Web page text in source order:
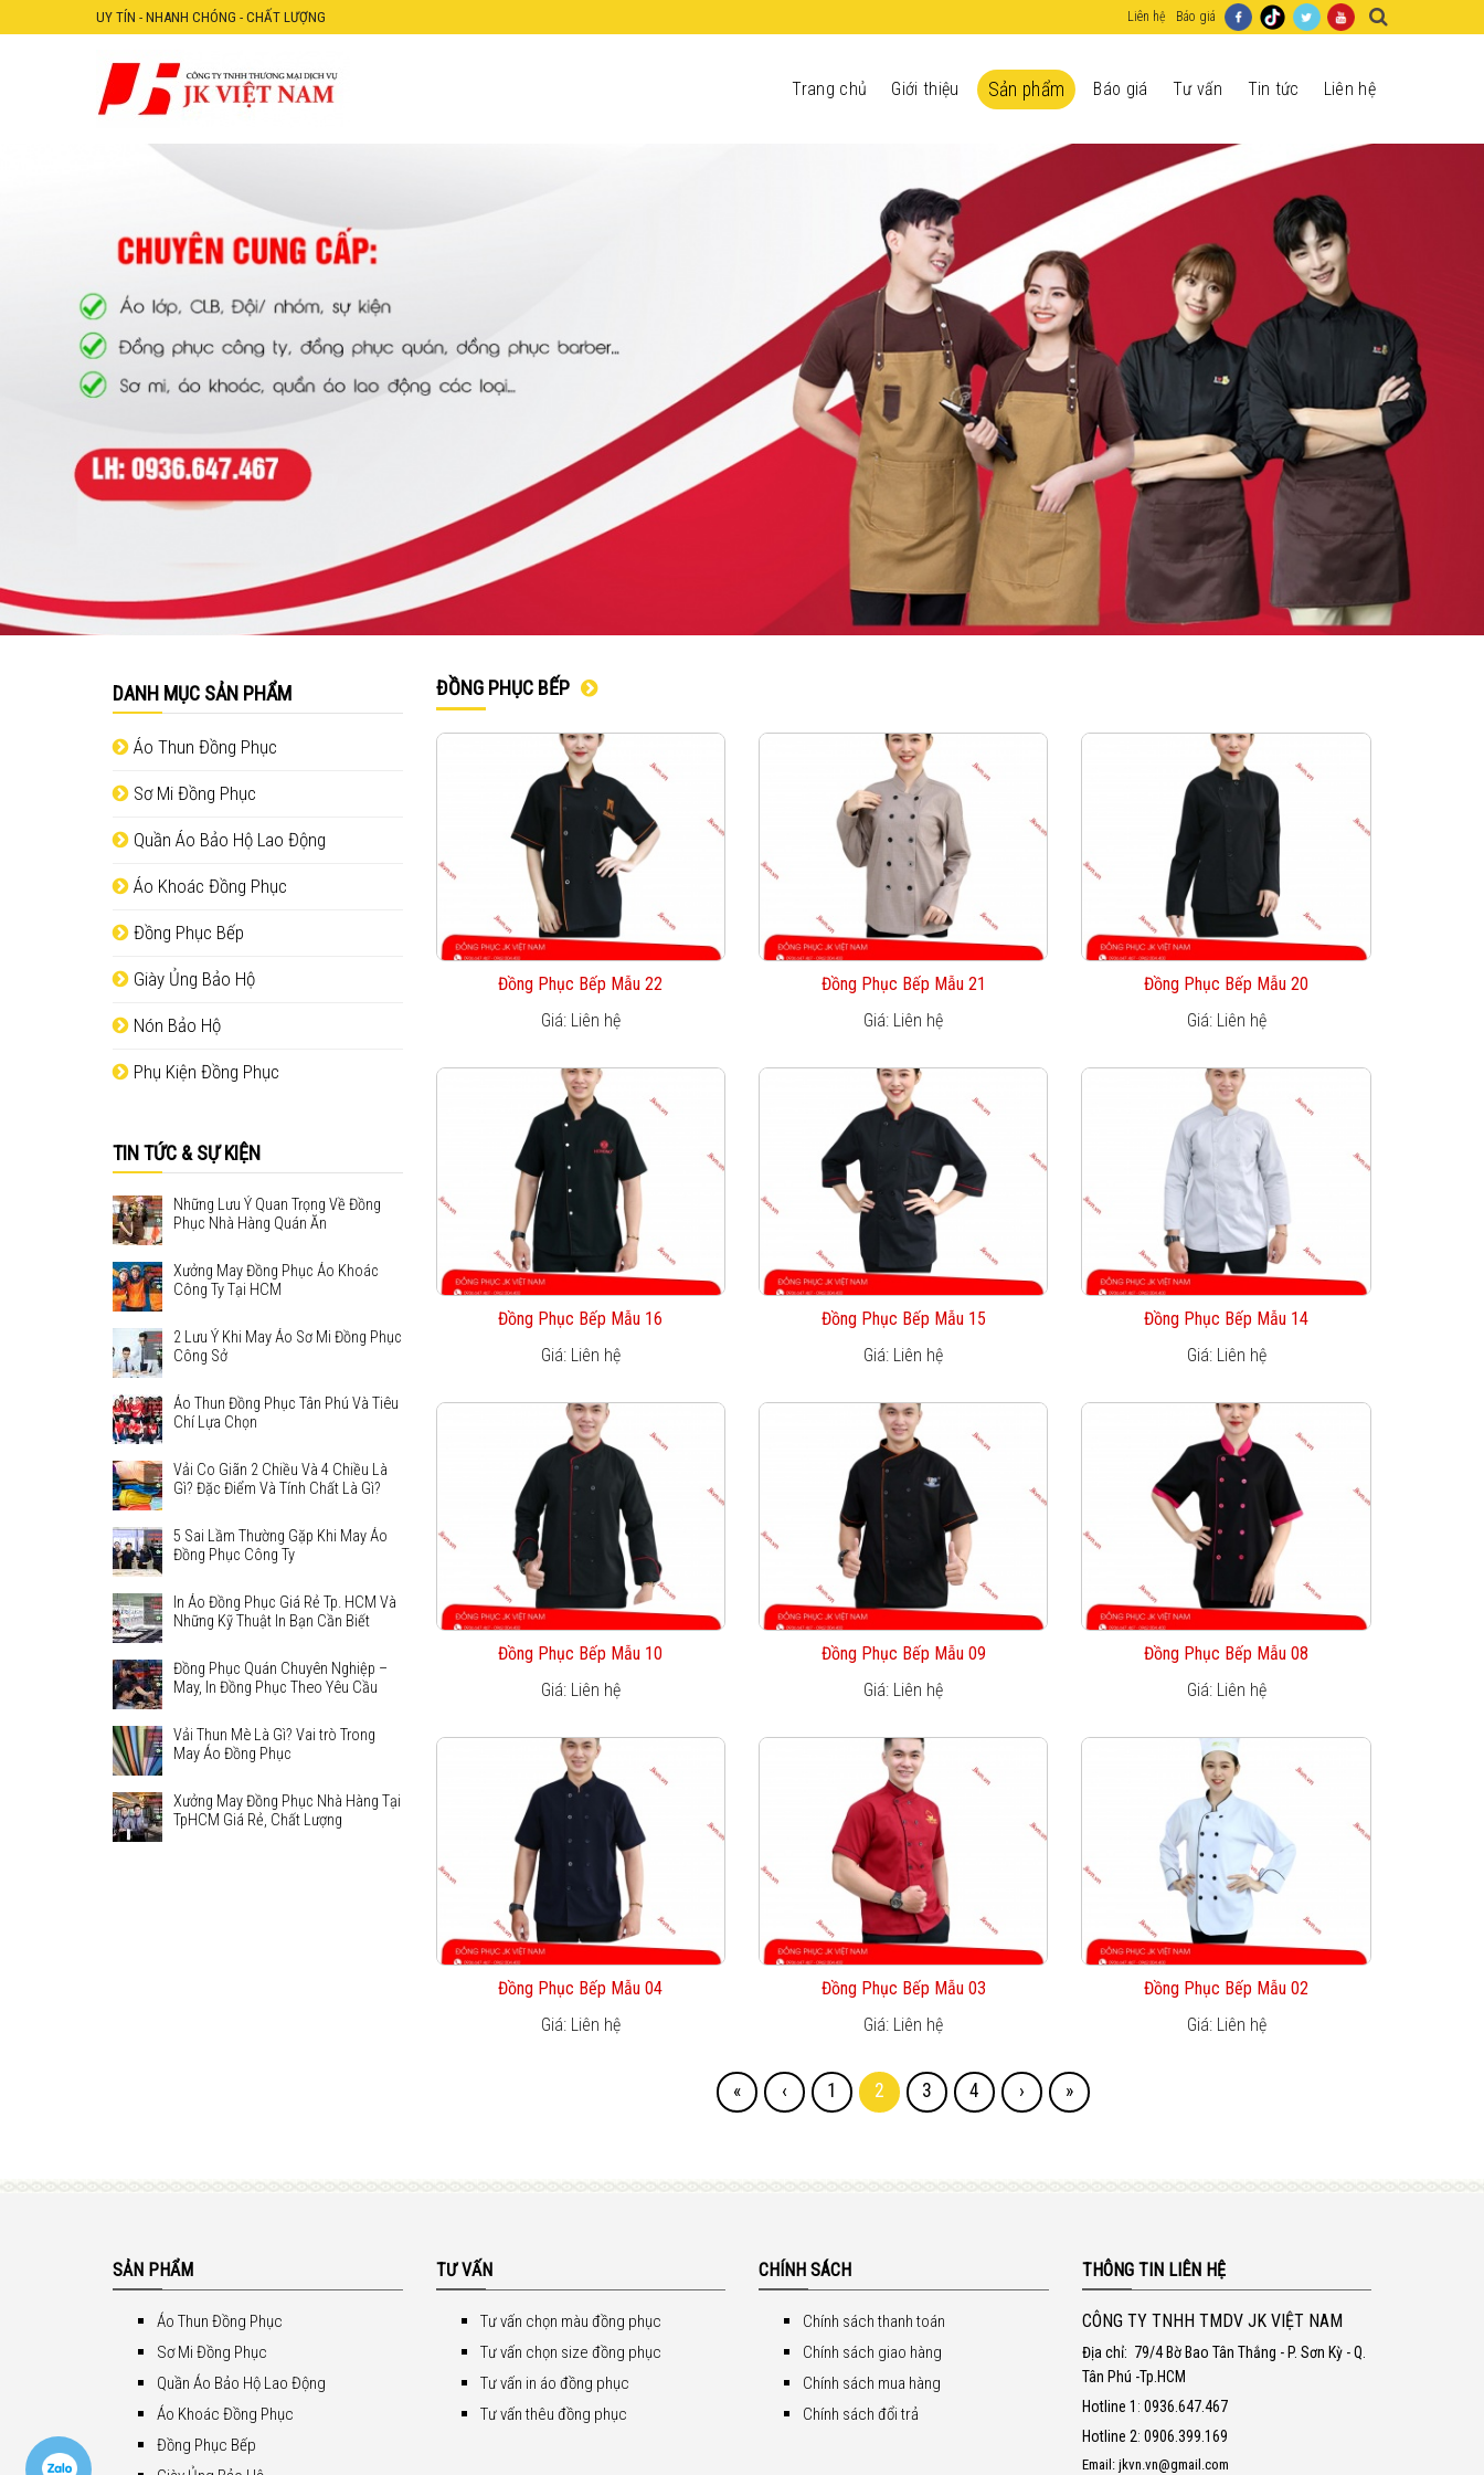
UY TÍN - NHANH CHÓNG - CHẤT LƯỢNG Liên hệ Báo giá
Trang chủ Giới thiệu Sản phẩm Báo giá Tư vấn Tin tức Liên hệ
DANH MỤC SẢN PHẨM
Áo Thun Đồng Phục
Sơ Mi Đồng Phục
Quần Áo Bảo Hộ Lao Động
Áo Khoác Đồng Phục
Đồng Phục Bếp
Giày Ủng Bảo Hộ
Nón Bảo Hộ
Phụ Kiện Đồng Phục
TIN TỨC & SỰ KIỆN
Những Lưu Ý Quan Trọng Về Đồng
Phục Nhà Hàng Quán Ăn
Xưởng May Đồng Phục Áo Khoác
Công Ty Tại HCM
2 Lưu Ý Khi May Áo Sơ Mi Đồng Phục
Công Sở
Áo Thun Đồng Phục Tân Phú Và Tiêu
Chí Lựa Chọn
Vải Co Giãn 2 Chiều Và 4 Chiều Là
Gì? Đặc Điểm Và Tính Chất Là Gì?
5 Sai Lầm Thường Gặp Khi May Áo
Đồng Phục Công Ty
In Áo Đồng Phục Giá Rẻ Tp. HCM Và
Những Kỹ Thuật In Bạn Cần Biết
Đồng Phục Quán Chuyên Nghiệp –
May, In Đồng Phục Theo Yêu Cầu
Vải Thun Mè Là Gì? Vai trò Trong
May Áo Đồng Phục
Xưởng May Đồng Phục Nhà Hàng Tại
TpHCM Giá Rẻ, Chất Lượng
ĐỒNG PHỤC BẾP
Đồng Phục Bếp Mẫu 22
Giá: Liên hệ
Đồng Phục Bếp Mẫu 21
Giá: Liên hệ
Đồng Phục Bếp Mẫu 20
Giá: Liên hệ
Đồng Phục Bếp Mẫu 16
Giá: Liên hệ
Đồng Phục Bếp Mẫu 15
Giá: Liên hệ
Đồng Phục Bếp Mẫu 14
Giá: Liên hệ
Đồng Phục Bếp Mẫu 10
Giá: Liên hệ
Đồng Phục Bếp Mẫu 09
Giá: Liên hệ
Đồng Phục Bếp Mẫu 08
Giá: Liên hệ
Đồng Phục Bếp Mẫu 04
Giá: Liên hệ
Đồng Phục Bếp Mẫu 03
Giá: Liên hệ
Đồng Phục Bếp Mẫu 02
Giá: Liên hệ
« ‹ 1 2 3 4 › »
SẢN PHẨM
Áo Thun Đồng Phục
Sơ Mi Đồng Phục
Quần Áo Bảo Hộ Lao Động
Áo Khoác Đồng Phục
Đồng Phục Bếp
TƯ VẤN
Tư vấn chọn màu đồng phục
Tư vấn chọn size đồng phục
Tư vấn in áo đồng phục
Tư vấn thêu đồng phục
CHÍNH SÁCH
Chính sách thanh toán
Chính sách giao hàng
Chính sách mua hàng
Chính sách đổi trả
THÔNG TIN LIÊN HỆ
CÔNG TY TNHH TMDV JK VIỆT NAM
Địa chỉ: 79/4 Bờ Bao Tân Thắng - P. Sơn Kỳ - Q.
Tân Phú -Tp.HCM
Hotline 1 : 0936.647.467
Hotline 2: 0906.399.169
Email: jkvn.vn@gmail.com